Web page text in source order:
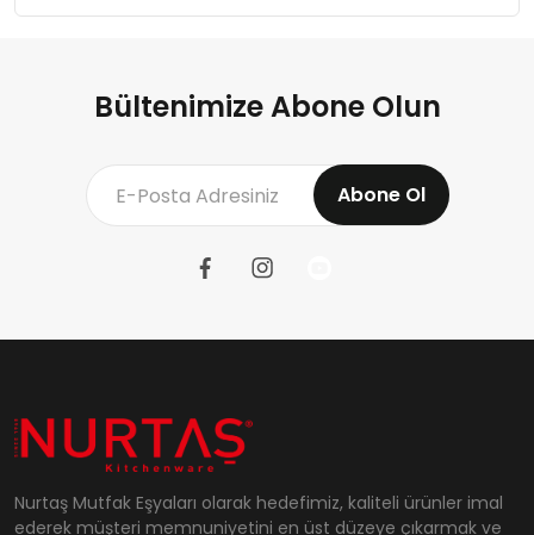
Bültenimize Abone Olun
Abone Ol
Nurtaş Mutfak Eşyaları olarak hedefimiz, kaliteli ürünler imal
ederek müşteri memnuniyetini en üst düzeye çıkarmak ve